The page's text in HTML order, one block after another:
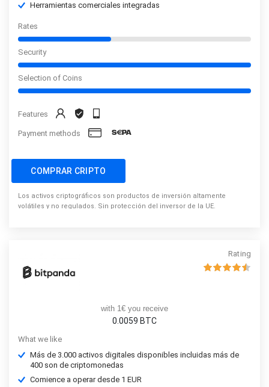
Herramientas comerciales integradas
Rates
Security
Selection of Coins
Features
Payment methods
COMPRAR CRIPTO
Los activos criptográficos son productos de inversión altamente
volátiles y no regulados. Sin protección del inversor de la UE.
Rating
with 1€ you receive
0.0059 BTC
What we like
Más de 3.000 activos digitales disponibles incluidas más de
400 son de criptomonedas
Comience a operar desde 1 EUR